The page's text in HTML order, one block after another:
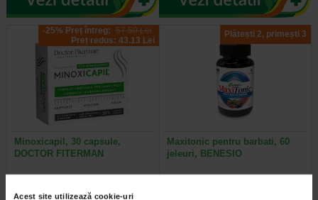
Acest site utilizează cookie-uri
-25% Preț întreg: 57.50 Lei
Preț redus: 43.13 Lei
Minoxicapil, 30 capsule,
DOCTOR FITERMAN
o formula fortifianta alcatuita din
Plătești 2, primești 3
Maxitonic pentru barbati, 60
jeleuri, BENESIO